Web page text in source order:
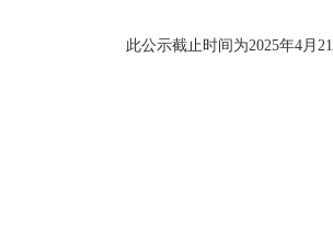
此公示截止时间为2025年4月